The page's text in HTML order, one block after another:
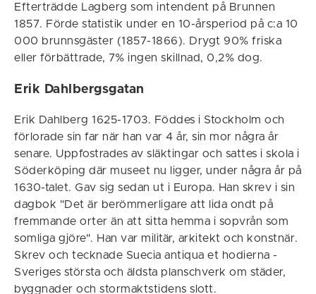
Efterträdde Lagberg som intendent på Brunnen
1857. Förde statistik under en 10-årsperiod på c:a 10
000 brunnsgäster (1857-1866). Drygt 90% friska
eller förbättrade, 7% ingen skillnad, 0,2% dog.
Erik Dahlbergsgatan
Erik Dahlberg 1625-1703. Föddes i Stockholm och
förlorade sin far när han var 4 år, sin mor några år
senare. Uppfostrades av släktingar och sattes i skola i
Söderköping där museet nu ligger, under några år på
1630-talet. Gav sig sedan ut i Europa. Han skrev i sin
dagbok "Det är berömmerligare att lida ondt på
fremmande orter än att sitta hemma i sopvrån som
somliga gjöre". Han var militär, arkitekt och konstnär.
Skrev och tecknade Suecia antiqua et hodierna -
Sveriges största och äldsta planschverk om städer,
byggnader och stormaktstidens slott.